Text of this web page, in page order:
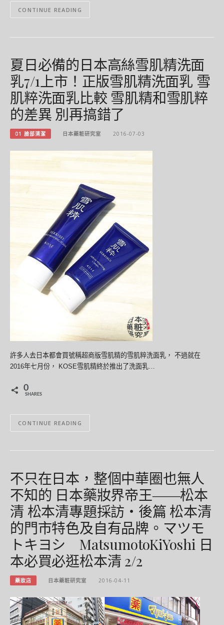
CONTINUE READING
夏日必備的日本高絲雪肌精洗面
乳7/1上市！正版雪肌精洗面乳 雪
肌粹洗面乳比較 雪肌精和雪肌粹
的差異 別再搞錯了
01 臉部清潔 日本藥粧研究室 2016-07-03
許多人去日本都會買號稱超商版雪肌精的雪肌粹洗面乳， 不過就在
2016年七月份， KOSE雪肌精終於推出了洗面乳…
0
SHARES
CONTINUE READING
不只在日本，整個中華圈也無人
不知的 日本藥妝界帝王――松本
清 松本清專題採訪‧後篇 松本清
的門市特色及自有品牌。マツモ
トキヨシ MatsumotoKiYoshi 日
本必買必逛松本清 2/2
藥妝店 日本藥粧研究室 2016-04-11